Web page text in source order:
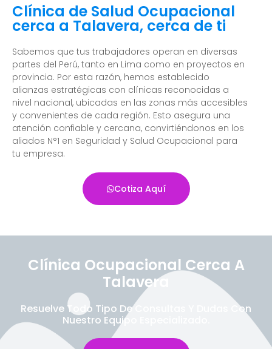
Clínica de Salud Ocupacional
cerca a Talavera, cerca de ti
Sabemos que tus trabajadores operan en diversas
partes del Perú, tanto en Lima como en proyectos en
provincia. Por esta razón, hemos establecido
alianzas estratégicas con clínicas reconocidas a
nivel nacional, ubicadas en las zonas más accesibles
y convenientes de cada región. Esto asegura una
atención confiable y cercana, convirtiéndonos en los
aliados N°1 en Seguridad y Salud Ocupacional para
tu empresa.
Cotiza Aquí
Clínica Ocupacional Cerca A
Talavera
Resuelve Todo Tipo De Consultas Y Dudas Con
Nuestro Equipo Especializado.